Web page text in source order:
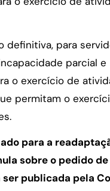
definitiva, para
parcial e
o exercício de
permitam o
para a
sobre o pedido de
publicada pela